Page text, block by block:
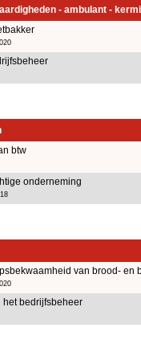
- ambulant -
btw
onderneming
van brood- en
het bedrijfsbeheer